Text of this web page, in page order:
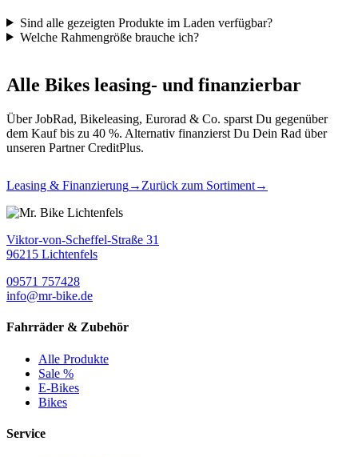
Sind alle gezeigten Produkte im Laden verfügbar?
Welche Rahmengröße brauche ich?
Alle Bikes leasing- und finanzierbar
Über JobRad, Bikeleasing, Eurorad & Co. sparst Du gegenüber
dem Kauf bis zu 40 %. Alternativ finanzierst Du Dein Rad über
unseren Partner CreditPlus.
Leasing & Finanzierung→ Zurück zum Sortiment→
Viktor-von-Scheffel-Straße 31
96215 Lichtenfels
09571 757428
info@mr-bike.de
Fahrräder & Zubehör
Alle Produkte
Sale %
E-Bikes
Bikes
Service